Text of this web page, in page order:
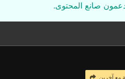
صانع المحتوى.
مع آخرين